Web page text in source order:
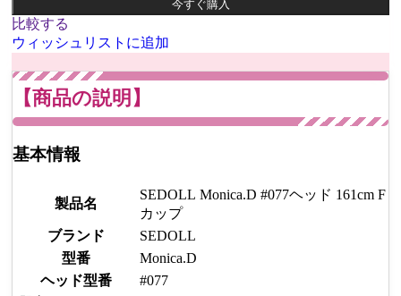
今すぐ購入
比較する
ウィッシュリストに追加
【商品の説明】
基本情報
製品名
SEDOLL Monica.D #077ヘッド 161cm F
カップ
ブランド
SEDOLL
型番
Monica.D
ヘッド型番
#077